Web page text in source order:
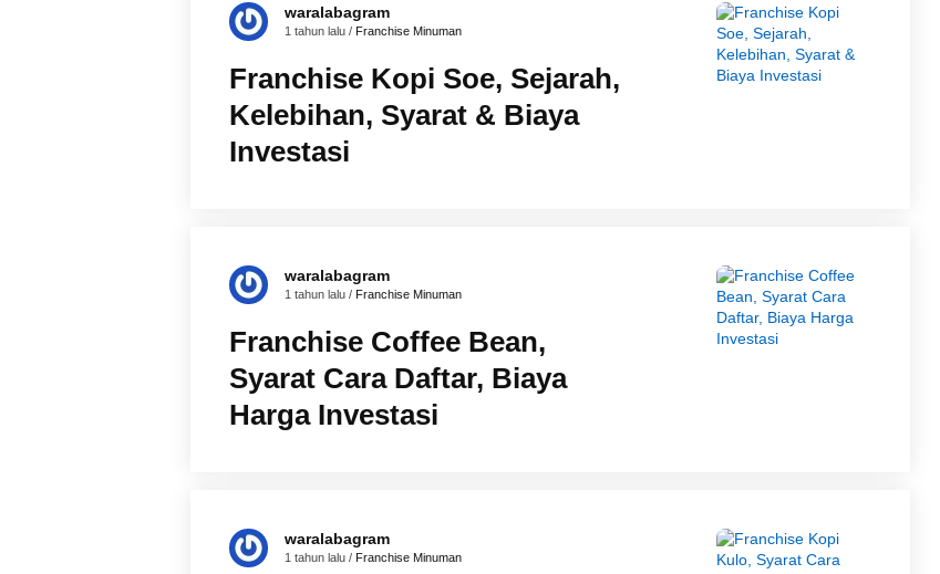
waralabagram
1 tahun lalu / Franchise Minuman
Franchise Kopi Soe, Sejarah,
Kelebihan, Syarat & Biaya
Investasi
waralabagram
1 tahun lalu / Franchise Minuman
Franchise Coffee Bean,
Syarat Cara Daftar, Biaya
Harga Investasi
waralabagram
1 tahun lalu / Franchise Minuman